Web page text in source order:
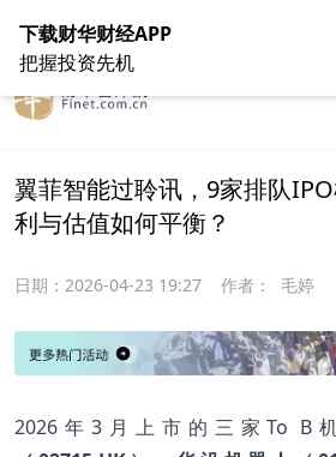
在线客服 关于我们
翼菲智能过聆讯，9家排队
利与估值如何平衡？
日期： 2026-04-23 19:27 作者： 毛婷
2026年3月上市的三家To B
下载财华财经APP
把握投资先机